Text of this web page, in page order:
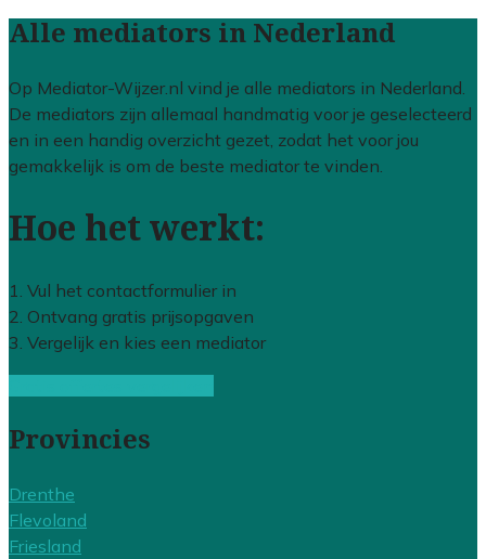
Alle mediators in Nederland
Op Mediator-Wijzer.nl vind je alle mediators in Nederland.
De mediators zijn allemaal handmatig voor je geselecteerd
en in een handig overzicht gezet, zodat het voor jou
gemakkelijk is om de beste mediator te vinden.
Hoe het werkt:
1. Vul het contactformulier in
2. Ontvang gratis prijsopgaven
3. Vergelijk en kies een mediator
Provincies
Drenthe
Flevoland
Friesland